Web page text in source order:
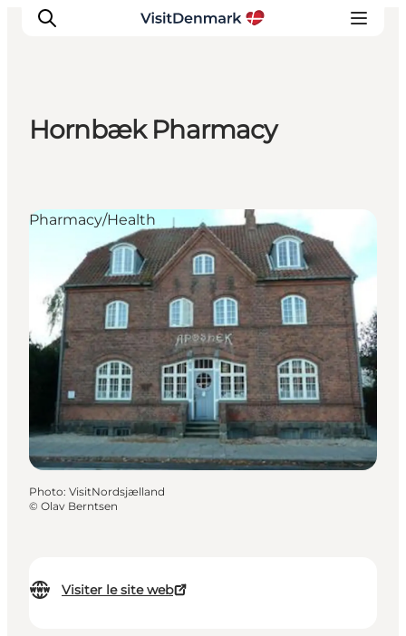
Quoi faire
Hébergements
Planifiez votre voyage
Hornbæk Pharmacy
Visiter le site web
Pharmacy/Health
Photo: VisitNordsjælland
© Olav Berntsen